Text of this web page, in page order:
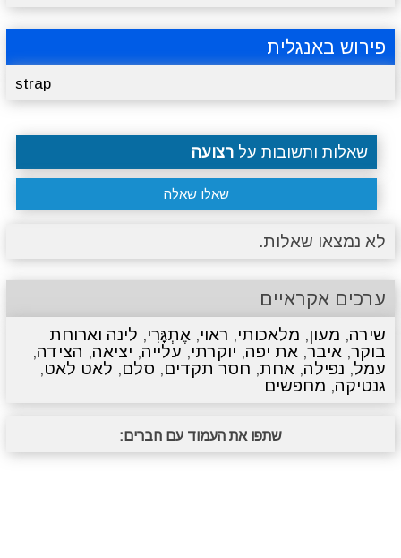
פירוש באנגלית
strap
שאלות ותשובות על רצועה
שאלו שאלה
לא נמצאו שאלות.
ערכים אקראיים
שירה, מעון, מלאכותי, ראוי, אֶתְגָּרִי, לינה וארוחת
בוקר, איבר, את יפה, יוקרתי, עלייה, יציאה, הצידה,
עמל, נפילה, אחת, חסר תקדים, סלם, לאט לאט,
גנטיקה, מחפשים
שתפו את העמוד עם חברים: